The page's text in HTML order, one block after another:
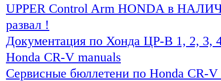
UPPER Control Arm HONDA в
развал !
Документация по Хонда ЦР-В 1, 2, 3,
Honda CR-V manuals
Сервисные бюллетени по Honda CR-